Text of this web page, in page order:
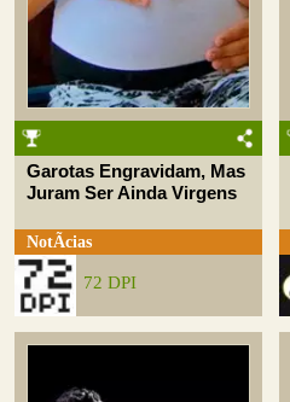
Garotas Engravidam, Mas
Juram Ser Ainda Virgens
NotÃ­cias
72 DPI